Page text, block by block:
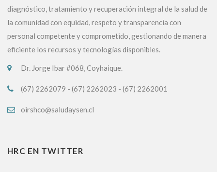
diagnóstico, tratamiento y recuperación integral de la salud de
la comunidad con equidad, respeto y transparencia con
personal competente y comprometido, gestionando de manera
eficiente los recursos y tecnologías disponibles.
Dr. Jorge Ibar #068, Coyhaique.
(67) 2262079 - (67) 2262023 - (67) 2262001
oirshco@saludaysen.cl
HRC EN TWITTER